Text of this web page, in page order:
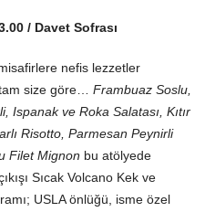
/ Davet Sofrası
misafirlere nefis lezzetler
size göre… Frambuaz Soslu,
Ispanak ve Roka Salatası, Kıtır
Risotto, Parmesan Peynirli
Filet Mignon bu atölyede
Sıcak Volcano Kek ve
USLA önlüğü, isme özel